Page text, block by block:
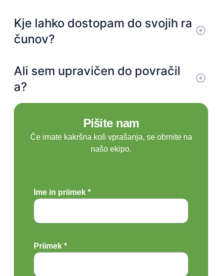
Kje lahko dostopam do svojih ra
čunov?
Ali sem upravičen do povračil
a?
Pišite nam
Če imate kakršna koli vprašanja, se obrnite na
našo ekipo.
Ime in priimek *
Priimek *